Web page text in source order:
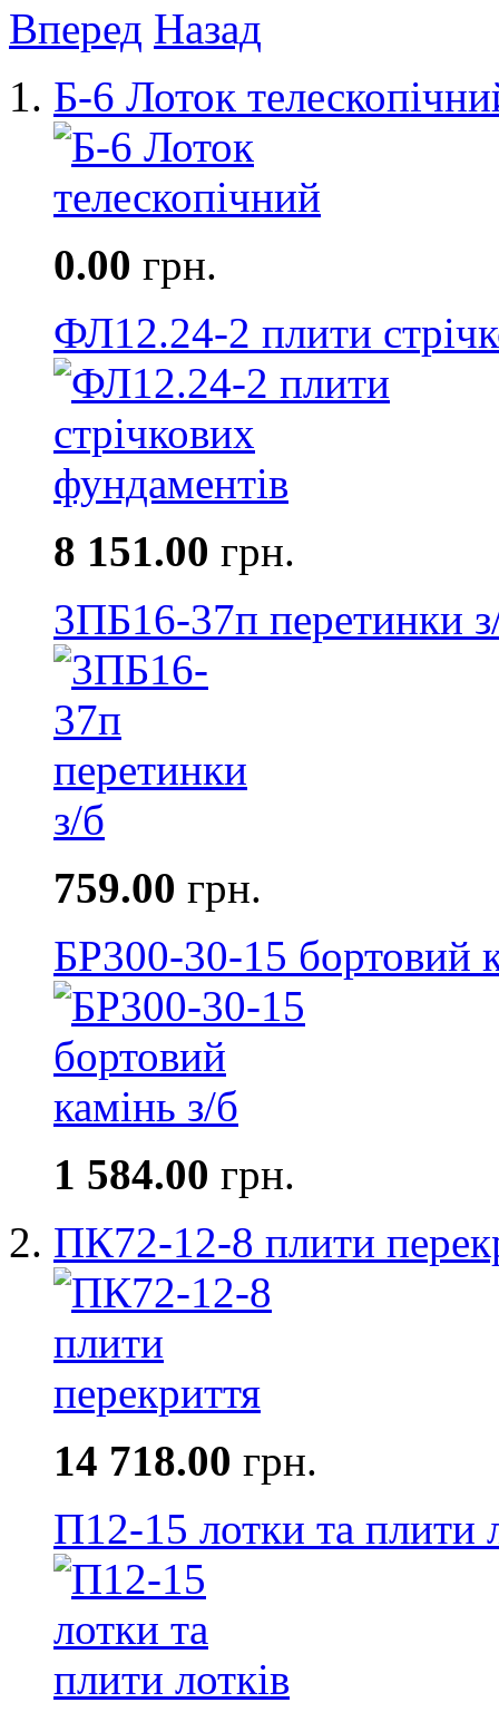
Вперед Назад
Б-6 Лоток
0.00 грн.
ФЛ12.24-2 плити
8 151.00 грн.
3ПБ16-37п перетинки
759.00 грн.
БР300-30-15 бортовий
1 584.00 грн.
ПК72-12-8 плити
14 718.00 грн.
П12-15 лотки та плити